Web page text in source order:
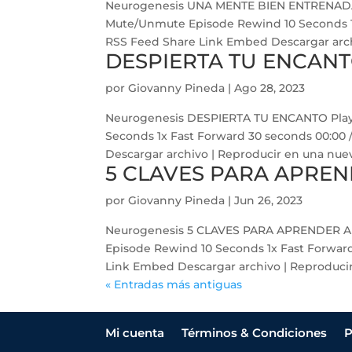
Neurogenesis UNA MENTE BIEN
Mute/Unmute Episode Rewind 10 Seconds
RSS Feed Share Link Embed Descargar
DESPIERTA TU
porGiovanny Pineda |Ago 28, 2023
Neurogenesis DESPIERTA TU ENCANTO
Seconds 1x Fast Forward 30 seconds
Descargar archivo | Reproducir en una
5 CLAVES PARA
porGiovanny Pineda |Jun 26, 2023
Neurogenesis 5 CLAVES PARA
Episode Rewind 10 Seconds 1x Fast
Link Embed Descargar archivo |
« Entradas más antiguas
Mi cuenta Términos & Condiciones